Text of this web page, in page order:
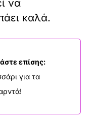
να
καλά.
επίσης:
για τα